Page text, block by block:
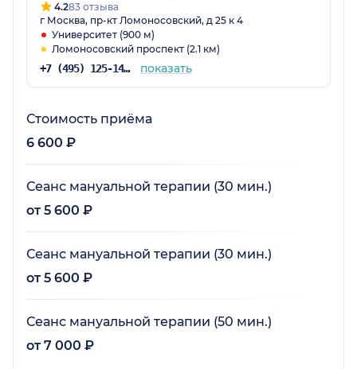
4.283 отзыва
г Москва, пр-кт Ломоносовский, д 25 к 4
Университет (900 м)
Ломоносовский проспект (2.1 км)
+7 (495) 125-14-89 показать
Стоимость приёма
6 600 ₽
Сеанс мануальной терапии (30 мин.)
от 5 600 ₽
Сеанс мануальной терапии (30 мин.)
от 5 600 ₽
Сеанс мануальной терапии (50 мин.)
от 7 000 ₽